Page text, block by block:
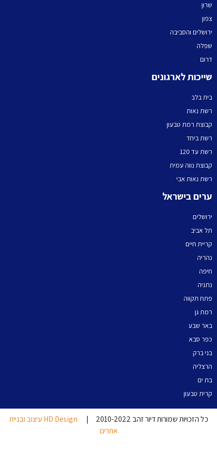
שרון
צפון
ירושלים והסביבה
שפלה
דרום
שייכות לארגונים
בית בלב
רשת נאות
קבוצת רמת טבעון
רשת ביחד
רשת עד 120
קבוצת נווה עמית
רשת נאות אבי
ערים בישראל
ירושלים
תל אביב
קריית חיים
נהריה
חיפה
נתניה
פתח תקווה
רמת גן
באר שבע
כפר סבא
בני ברק
הרצליה
בת ים
קרית טבעון
כל הזכויות שמורות דיור זהב 2010-2022 |
HD Design עיצוב ובניית
אתרים